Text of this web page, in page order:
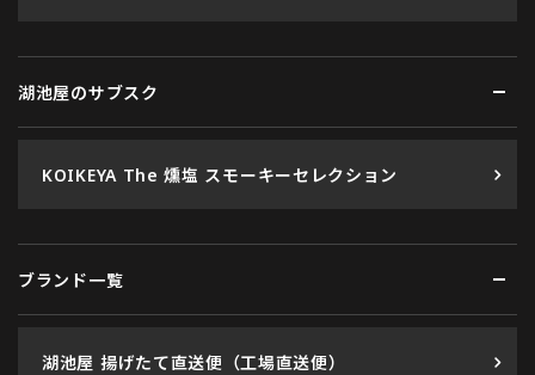
湖池屋のサブスク
KOIKEYA The 燻塩 スモーキーセレクション
ブランド一覧
湖池屋 揚げたて直送便（工場直送便）